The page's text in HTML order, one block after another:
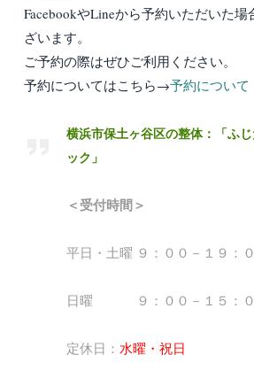
FacebookやLineから予約いただいた
ざいます。
ご予約の際はぜひご利用ください。
予約についてはこちら→予約について
横浜市保土ヶ谷区の整体：「ふ
ック」
＜受付時間＞
平日・土曜 ９：００－１９：
日曜 ９：００－１５：０
定休日： 水曜・祝日